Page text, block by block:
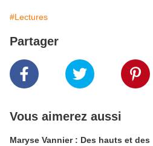
#Lectures
Partager
Vous aimerez aussi
Maryse Vannier : Des hauts et des